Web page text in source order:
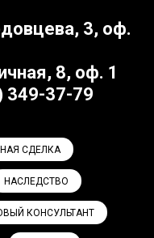
3, оф.
8, оф. 1
349-37-79
СДЕЛКА
НАСЛЕДСТВО
КОНСУЛЬТАНТ